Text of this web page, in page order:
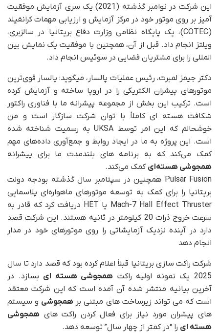
این شرکت در نوامبر گذشته (2021) یک سری آزمایش موفقیت
آمیز بر روی موتور خود در مرکز آزمایش و ارزیابی مهمات کرانفیلد
(COTEC)، یک پایگاه نظامی وزارت دفاع بریتانیا در سالزبری،
ویلتز انجام داد. قبل از آن، همچنین با موفقیت یک نمایش بین
المللی را برای مشتریان فضایی در سوئیس انجام داد.
دکتر جیمز لمبرت، رئیس عملیات پالسار، میگوید: پالسار قوی‌ترین
موتورهای پیشران الکتریکی را در اروپا ساخته و آزمایش کرده
است. ترکیب این بخش از مجموعه پیشرانه ما با فناوری راکتور
شکافت هسته ای کاملاً با توان شرکت سازگار است و من
خوشحالم که این امر توسط UKSA به رسمیت شناخته شده
است. این پروژه به ما در ایجاد روابط و جمع‌آوری داده‌های مهم
کمک می‌کند که به برنامه های بلندمدت ما برای پیشرانه
همجوشی هسته‌ای کمک می‌کند.
Pulsar Fusion همچنین در سپتامبر سال گذشته بودجه دولت
بریتانیا را برای کمک به توسعه موتورهای ماهواره‌ای پلاسمایی
Mach-7 Hall Effect Thruster یا HET دریافت کرد که قادر به
سرعت خروج ذرات 20 کیلومتر در ثانیه هستند. این شرکت قصد
دارد در آینده نزدیک آزمایشاتی را روی موتورهای خود در مدار
انجام دهد
شرکت راکت سازی بریتانیا قبلاً اعلام کرده بود که قصد دارد تا سال
2025 یک نمونه اولیه راکت
همجوشی هسته ای بسازد. در
آخرین بیانیه منتشر شده آن آمده است که این شرکت معتقد
است که می تواند زیرساخت های مبتنی بر همجوشی و سیستم
های پیشران مورد نیاز برای فعال کردن راکت های همجوشی
هسته ای را “در کمتر از چهار سال” توسعه دهد.